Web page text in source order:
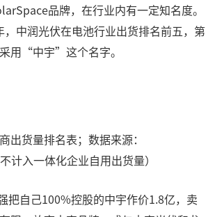
品牌，在行业内有一定知名度。
中润光伏在电池行业出货排名前五，第
用“中宇”这个名字。
出货量排名表；数据来源：
计入一体化企业自用出货量）
把自己100%控股的中宇作价1.8亿，卖